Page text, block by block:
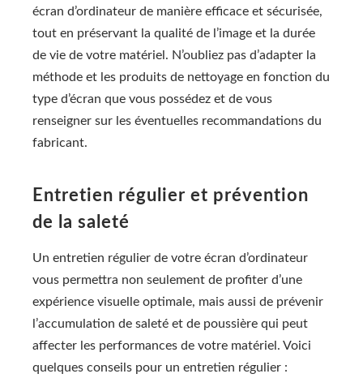
écran d’ordinateur de manière efficace et sécurisée,
tout en préservant la qualité de l’image et la durée
de vie de votre matériel. N’oubliez pas d’adapter la
méthode et les produits de nettoyage en fonction du
type d’écran que vous possédez et de vous
renseigner sur les éventuelles recommandations du
fabricant.
Entretien régulier et prévention
de la saleté
Un entretien régulier de votre écran d’ordinateur
vous permettra non seulement de profiter d’une
expérience visuelle optimale, mais aussi de prévenir
l’accumulation de saleté et de poussière qui peut
affecter les performances de votre matériel. Voici
quelques conseils pour un entretien régulier :